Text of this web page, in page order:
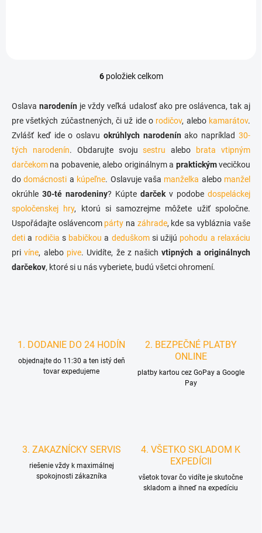
O
l
á
d
a
c
i
e
p
r
k
y
v
ý
p
i
6položiek celkom
Oslavanarodenín je vždy veľká udalosť ako pre oslávenca, tak aj
pre všetkých zúčastnených, či už ide o rodičov, alebo kamarátov.
Zvlášť keď ide o oslavu okrúhlych narodenínako napríklad30-
tých narodenín. Obdarujte svojusestru alebo brata
vtipným
darčekom na pobavenie, alebo originálnym a praktickýmvecičkou
dodomácnosti a kúpeľne. Oslavuje vaša manželka alebo manžel
okrúhle 30-té narodeniny? Kúpte darček v podobe dospeláckej
spoločenskej hry, ktorú si samozrejme môžete užiť spoločne.
Uspořádajte oslávencom párty na záhrade, kde sa vybláznia vaše
deti a rodičia s babičkou a deduškomsi užijú pohodu a relaxáciu
privíne, alebo pive. Uvidíte, že z našichvtipných a originálnych
darčekov, ktoré si u nás vyberiete, budú všetci ohromení.
1. DODANIE DO 24 HODÍN
objednajte do 11:30 a ten istý deň
tovar expedujeme
2. BEZPEČNÉ PLATBY
ONLINE
platby kartou cez GoPay a Google
Pay
3. ZAKAZNÍCKY SERVIS
riešenie vždy k maximálnej
spokojnosti zákazníka
4. VŠETKO SKLADOM K
EXPEDÍCII
všetok tovar čo vidíte je skutočne
skladom a ihneď na expedíciu